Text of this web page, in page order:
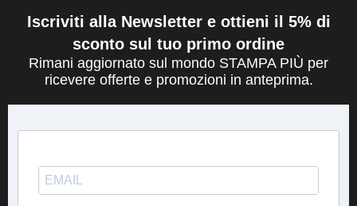
Iscriviti alla Newsletter e ottieni il 5% di
sconto sul tuo primo ordine
Rimani aggiornato sul mondo STAMPA PIÙ per
ricevere offerte e promozioni in anteprima.